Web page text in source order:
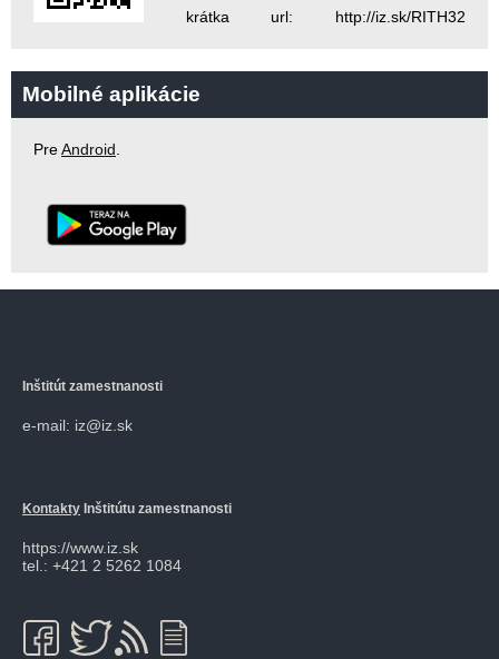
krátka url: http://iz.sk/RITH32
Mobilné aplikácie
PreAndroid.
Inštitút zamestnanosti
e-mail: iz@iz.sk
Kontakty Inštitútu zamestnanosti
https://www.iz.sk
tel.: +421 2 5262 1084